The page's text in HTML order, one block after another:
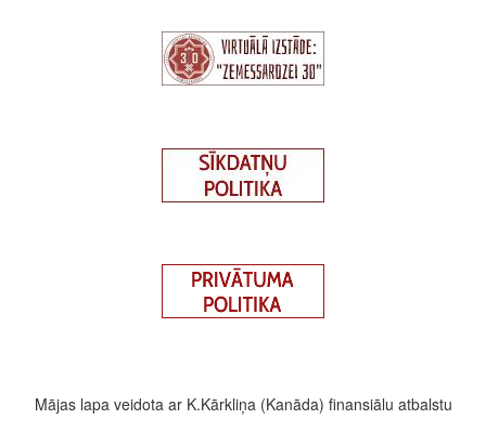
Mājas lapa veidota ar K.Kārkliņa (Kanāda) finansiālu atbalstu